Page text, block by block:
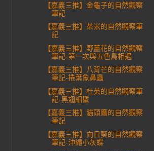
【嘉義三推】金龜子的自然觀察
筆記
【嘉義三推】茶米的自然觀察筆
記
【嘉義三推】野薑花的自然觀察
筆記-第一次與五色鳥相遇
【嘉義三推】八背芒的自然觀察
筆記-捲葉象鼻蟲
【嘉義三推】杜英的自然觀察筆
記-黑翅細蟴
【嘉義三推】貓頭鷹的自然觀察
筆記
【嘉義三推】向日葵的自然觀察
筆記-沖繩小灰蝶